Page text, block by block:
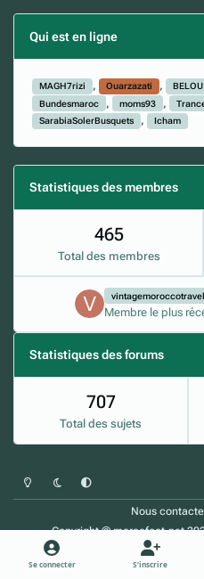
Qui est en ligne
MAGH7rizi Ouarzazati BELOU
Bundesmaroc
moms93
SarabiaSolerBusquets
Icham
Statistiques des membres
465
Total des membres
vintagemoroccotravel
Membre le plus
Statistiques des forums
Total des sujets
707
Mode clairMode sombrePréférence du système
Nous
Copyright © marocfoot.net
Powered by
Se connecter S’inscrire